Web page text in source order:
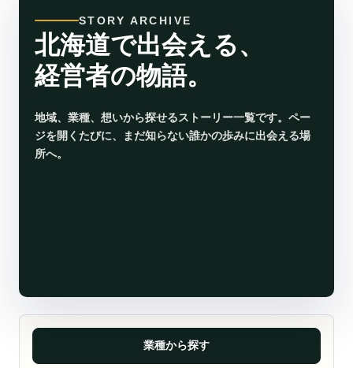
STORY ARCHIVE
北海道で出会える、
経営者の物語。
地域、業種、想いから探せるストーリー一覧です。ペー
ジを開くたびに、まだ知らない誰かの歩みに出会える場
所へ。
業種から探す